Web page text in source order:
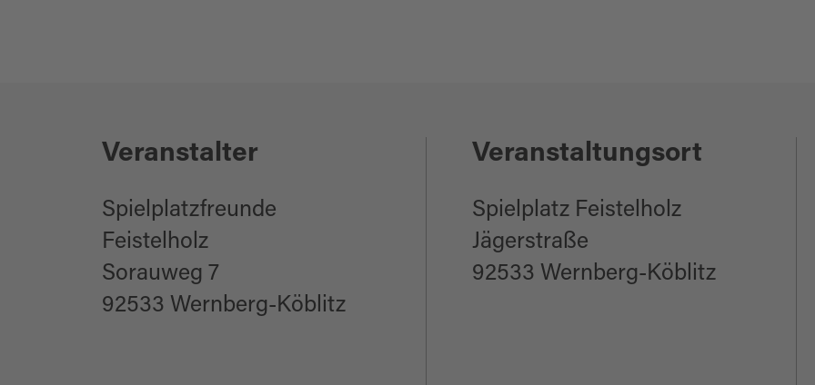
Zielgruppe Senioren
für Kinder (jedes Alter)
Veranstalter
Spielplatzfreunde
Feistelholz
Sorauweg 7
92533 Wernberg-Köblitz
Veranstaltungsort
Spielplatz Feistelholz
Jägerstraße
92533 Wernberg-Köblitz